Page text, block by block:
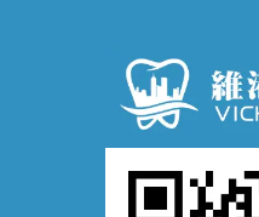
牙齦萎縮